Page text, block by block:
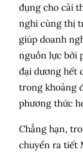
đụng cho cải
nghi cùng thị
giúp doanh
nguồn lực bởi
đại dương hết
trong khoảng
phương thức
Chẳng hạn,
chuyển ra tiết